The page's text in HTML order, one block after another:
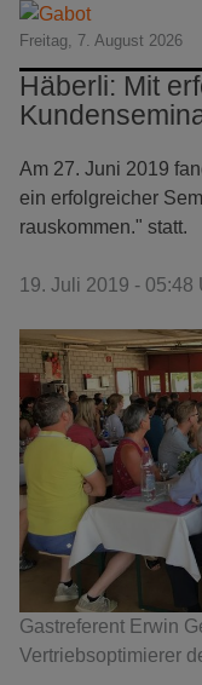
Freitag, 7. August 2026
Häberli: Mit
Am 27. Juni 2019
ein erfolgreicher
rauskommen." statt.
19. Juli 2019 - 05:48
Gastreferent Erwin
Vertriebsoptimierer